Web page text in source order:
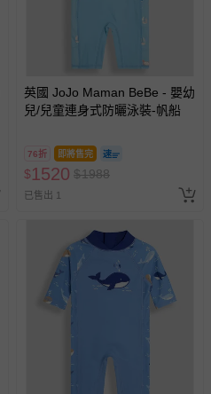
英國 JoJo Maman BeBe - 嬰幼
兒/兒童連身式防曬泳裝-帆船
76折 即將售完
$1520 $1988
已售出 1